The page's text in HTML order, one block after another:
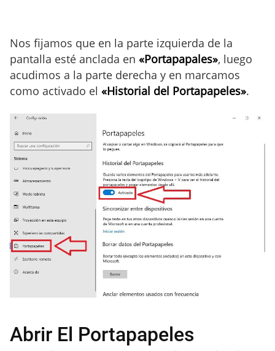
Nos fijamos que en la parte izquierda de la
pantalla esté anclada en «Portapapales», luego
acudimos a la parte derecha y en marcamos
como activado el «Historial del Portapapeles».
Abrir El Portapapeles